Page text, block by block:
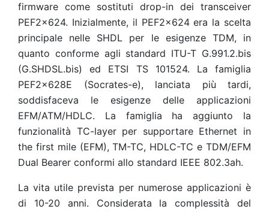
firmware come sostituti drop-in dei transceiver
PEF2x624. Inizialmente, il PEF2x624 era la scelta
principale nelle SHDL per le esigenze TDM, in
quanto conforme agli standard ITU-T G.991.2.bis
(G.SHDSL.bis) ed ETSI TS 101524. La famiglia
PEF2x628E (Socrates-e), lanciata più tardi,
soddisfaceva le esigenze delle applicazioni
EFM/ATM/HDLC. La famiglia ha aggiunto la
funzionalità TC-layer per supportare Ethernet in
the first mile (EFM), TM-TC, HDLC-TC e TDM/EFM
Dual Bearer conformi allo standard IEEE 802.3ah.
La vita utile prevista per numerose applicazioni è
di 10-20 anni. Considerata la complessità del